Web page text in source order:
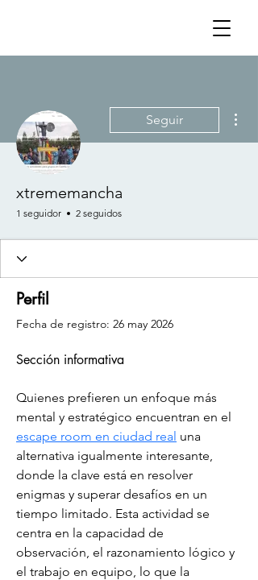
Seguir
xtrememancha
1 seguidor 2 seguidos
Perfil
Fecha de registro: 26 may 2026
Sección informativa
Quienes prefieren un enfoque más
mental y estratégico encuentran en el
escape room en ciudad real una
alternativa igualmente interesante,
donde la clave está en resolver
enigmas y superar desafíos en un
tiempo limitado. Esta actividad se
centra en la capacidad de
observación, el razonamiento lógico y
el trabajo en equipo, lo que la